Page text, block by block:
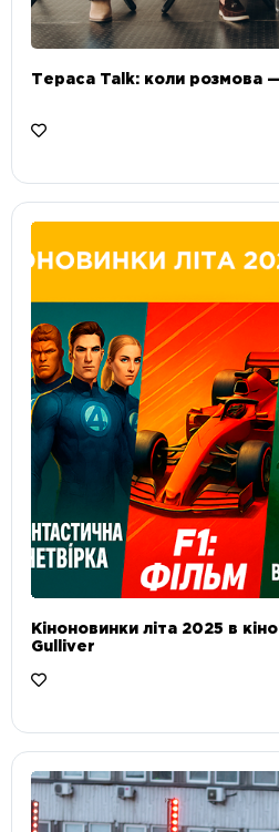
Тераса Talk: коли розмова
Кіноновинки літа 2025 в
Gulliver